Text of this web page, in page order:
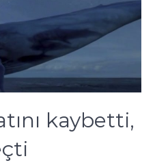
kaybetti,